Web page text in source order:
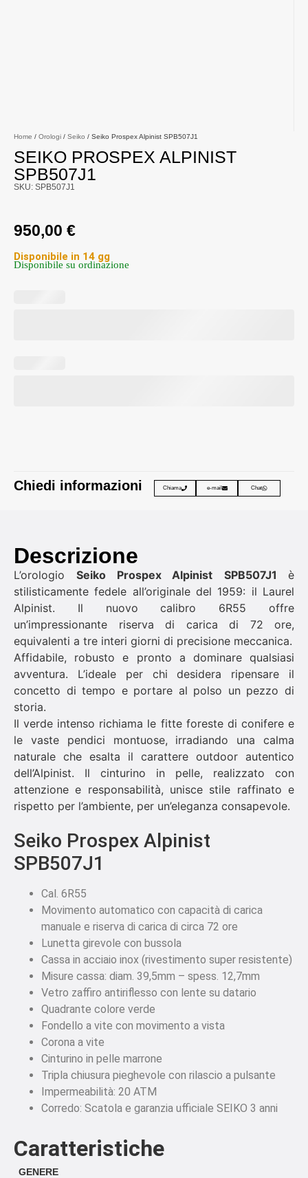
Home / Orologi / Seiko / Seiko Prospex Alpinist SPB507J1
SEIKO PROSPEX ALPINIST
SPB507J1
SKU: SPB507J1
950,00 €
Disponibile in 14 gg
Disponibile su ordinazione
Chiedi informazioni Chiama e-mail Chat
Descrizione
L’orologio Seiko Prospex Alpinist SPB507J1è
stilisticamente fedele all’originale del 1959: il Laurel
Alpinist. Il nuovo calibro 6R55 offre
un’impressionante riserva di carica di 72 ore,
equivalenti a tre interi giorni di precisione meccanica.
Affidabile, robusto e pronto a dominare qualsiasi
avventura. L’ideale per chi desidera ripensare il
concetto di tempo e portare al polso un pezzo di
storia.
Il verde intenso richiama le fitte foreste di conifere e
le vaste pendici montuose, irradiando una calma
naturale che esalta il carattere outdoor autentico
dell’Alpinist. Il cinturino in pelle, realizzato con
attenzione e responsabilità, unisce stile raffinato e
rispetto per l’ambiente, per un’eleganza consapevole.
Seiko Prospex Alpinist
SPB507J1
Cal. 6R55
Movimento automatico con capacità di carica
manuale e riserva di carica di circa 72 ore
Lunetta girevole con bussola
Cassa in acciaio inox (rivestimento super resistente)
Misure cassa: diam. 39,5mm – spess. 12,7mm
Vetro zaffiro antiriflesso con lente su datario
Quadrante colore verde
Fondello a vite con movimento a vista
Corona a vite
Cinturino in pelle marrone
Tripla chiusura pieghevole con rilascio a pulsante
Impermeabilità: 20 ATM
Corredo: Scatola e garanzia ufficiale SEIKO 3 anni
Caratteristiche
GENERE